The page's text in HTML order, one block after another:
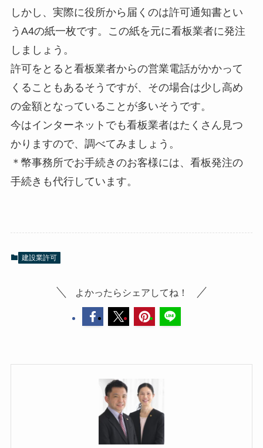
しかし、実際に役所から届くのは許可通知書とい
うA4の紙一枚です。この紙を元に看板業者に発注
しましょう。
許可をとると看板業者からの営業電話がかかって
くることもあるそうですが、その場合は少し高め
の金額となっていることが多いそうです。
今はインターネットでも看板業者はたくさん見つ
かりますので、調べてみましょう。
＊幣事務所でお手続きのお客様には、看板発注の
手続きも代行しています。
建設業許可
よかったらシェアしてね！